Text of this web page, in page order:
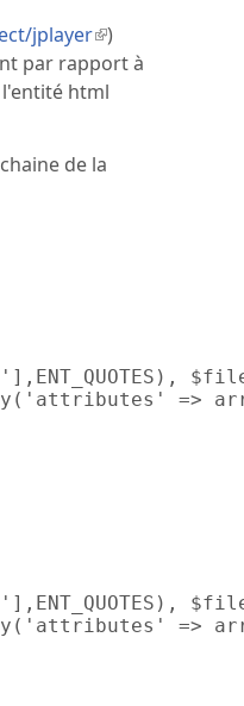
jplayer(le lien est
)
par rapport à
html
de la
=>
=>